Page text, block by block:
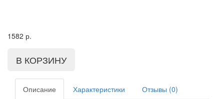
1582 р.
Описание Характеристики
Отзывы (0)